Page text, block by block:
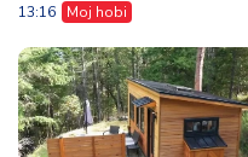
13:16 Moj hobi